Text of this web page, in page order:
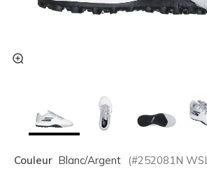
Couleur Blanc/argent (#252081N WSL